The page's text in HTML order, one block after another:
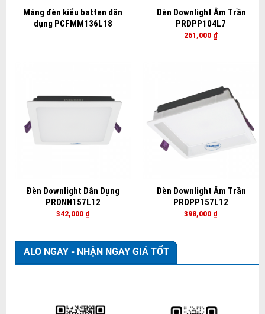
Máng đèn kiểu batten dân
dụng PCFMM136L18
Đèn Downlight Âm Trần
PRDPP104L7
261,000 ₫
Đèn Downlight Dân Dụng
PRDNN157L12
342,000 ₫
Đèn Downlight Âm Trần
PRDPP157L12
398,000 ₫
ALO NGAY - NHẬN NGAY GIÁ TỐT